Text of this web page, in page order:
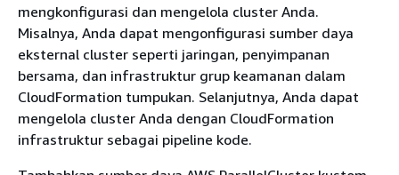
mengkonfigurasi dan mengelola cluster Anda.
Misalnya, Anda dapat mengonfigurasi sumber daya
eksternal cluster seperti jaringan, penyimpanan
bersama, dan infrastruktur grup keamanan dalam
CloudFormation tumpukan. Selanjutnya, Anda dapat
mengelola cluster Anda dengan CloudFormation
infrastruktur sebagai pipeline kode.